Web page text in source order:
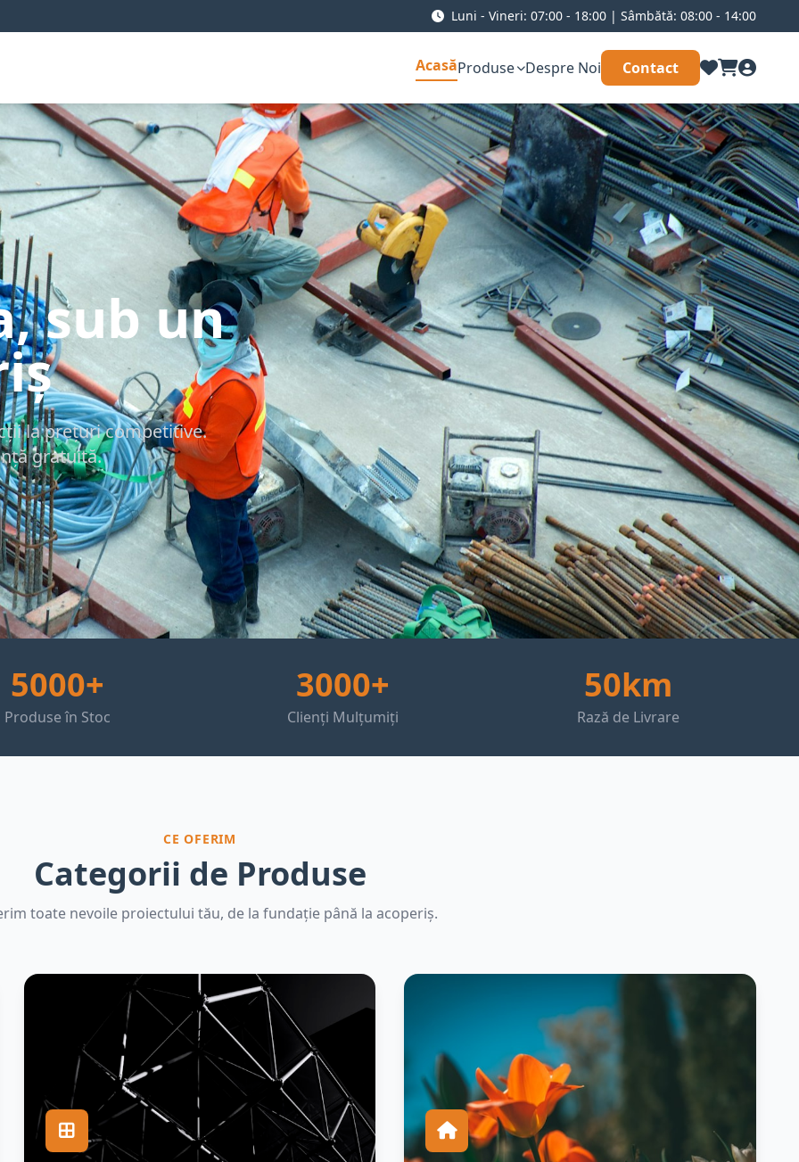
Luni - Vineri: 07:00 - 18:00 | Sâmbătă: 08:00 - 14:00
AcasăProduse Despre Noi Contact
sub un
la prețuri competitive.
gratuită.
5000+
Produse în Stoc
3000+
Clienți Mulțumiți
50km
Rază de Livrare
CE OFERIM
Categorii de Produse
toate nevoile proiectului tău, de la fundație până la acoperiș.